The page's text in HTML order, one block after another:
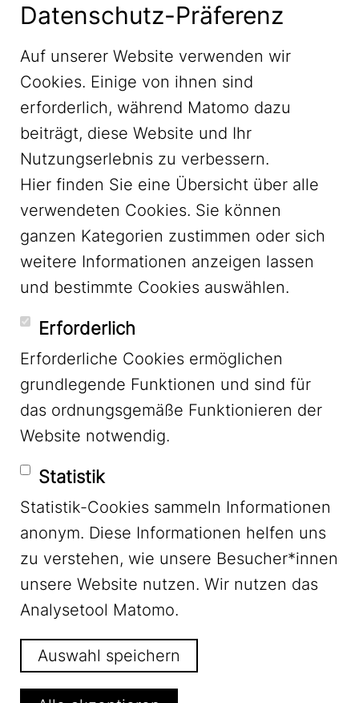
LinkedIn
YouTube
Mastodon
Footer Menu Impressum
Datenschutz
Datenschutz-Präferenz
Auf unserer Website verwenden wir
Cookies. Einige von ihnen sind
erforderlich, während Matomo dazu
beiträgt, diese Website und Ihr
Nutzungserlebnis zu verbessern.
Hier finden Sie eine Übersicht über alle
verwendeten Cookies. Sie können
ganzen Kategorien zustimmen oder sich
weitere Informationen anzeigen lassen
und bestimmte Cookies auswählen.
Erforderlich
Erforderliche Cookies ermöglichen
grundlegende Funktionen und sind für
das ordnungsgemäße Funktionieren der
Website notwendig.
Statistik
Statistik-Cookies sammeln Informationen
anonym. Diese Informationen helfen uns
zu verstehen, wie unsere Besucher*innen
unsere Website nutzen. Wir nutzen das
Analysetool Matomo.
Auswahl speichern